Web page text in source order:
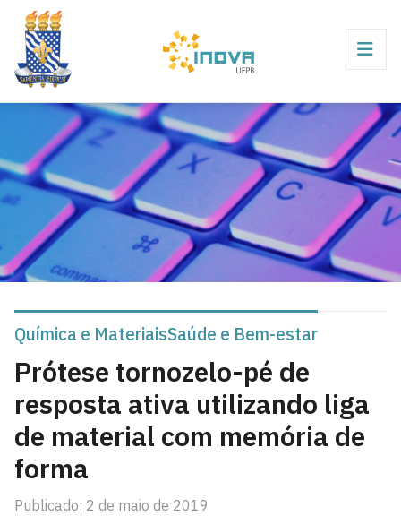
Química e MateriaisSaúde e Bem-estar
Prótese tornozelo-pé de
resposta ativa utilizando liga
de material com memória de
forma
Publicado: 2 de maio de 2019